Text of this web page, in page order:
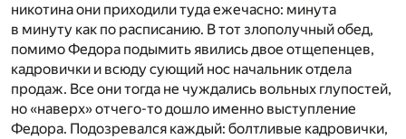
никотина они приходили туда ежечасно: минута
в минуту как по расписанию. В тот злополучный обед,
помимо Федора подымить явились двое отщепенцев,
кадровички и всюду сующий нос начальник отдела
продаж. Все они тогда не чуждались вольных глупостей,
но «наверх» отчего-то дошло именно выступление
Федора. Подозревался каждый: болтливые кадровички,